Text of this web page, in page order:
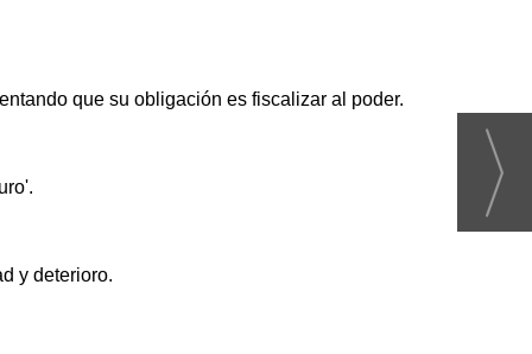
que su obligación es fiscalizar al poder.
y deterioro.